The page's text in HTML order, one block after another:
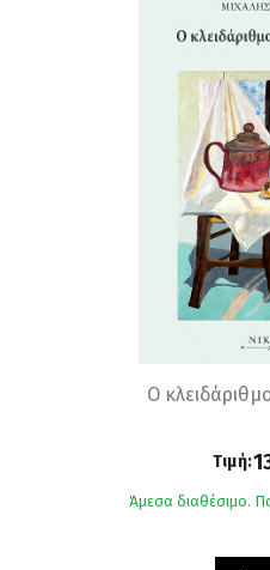
O
Τιμή:
Άμεσα διαθέσιμο.